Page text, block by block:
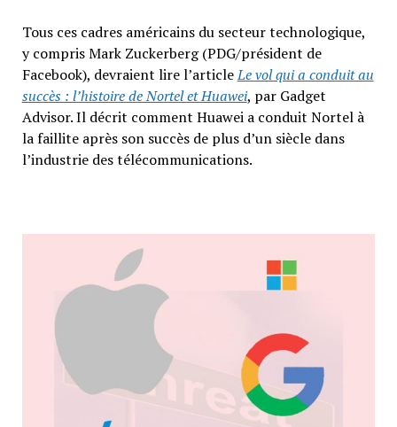
Tous ces cadres américains du secteur technologique,
y compris Mark Zuckerberg (PDG/président de
Facebook), devraient lire l’articleLe vol qui a conduit au
succès : l’histoire de Nortel et Huawei, par Gadget
Advisor. Il décrit comment Huawei a conduit Nortel à
la faillite après son succès de plus d’un siècle dans
l’industrie des télécommunications.